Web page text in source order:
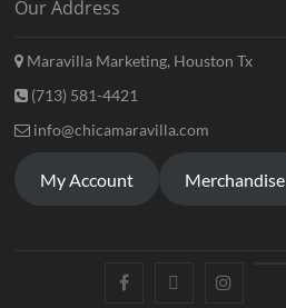
Our Address
Maravilla Marketing, Houston Tx
(713) 581-4421
info@chicamaravilla.com
My Account Merchandise